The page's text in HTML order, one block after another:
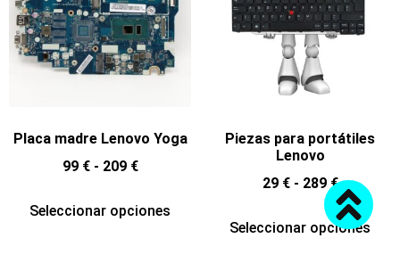
Placa madre Lenovo Yoga
99 € - 209 €
Seleccionar opciones
Piezas para portátiles
Lenovo
29 € - 289 €
Seleccionar opciones